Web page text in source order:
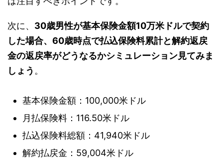
次に、 30歳男性が基本保険金額10万米ドルで契約
した場合、60歳時点で払込保険料累計と解約返戻
金の返戻率がどうなるかシミュレーション見てみま
しょう 。
基本保険金額：100,000米ドル
月払保険料：116.50米ドル
払込保険料総額：41,940米ドル
解約払戻金：59,004米ドル